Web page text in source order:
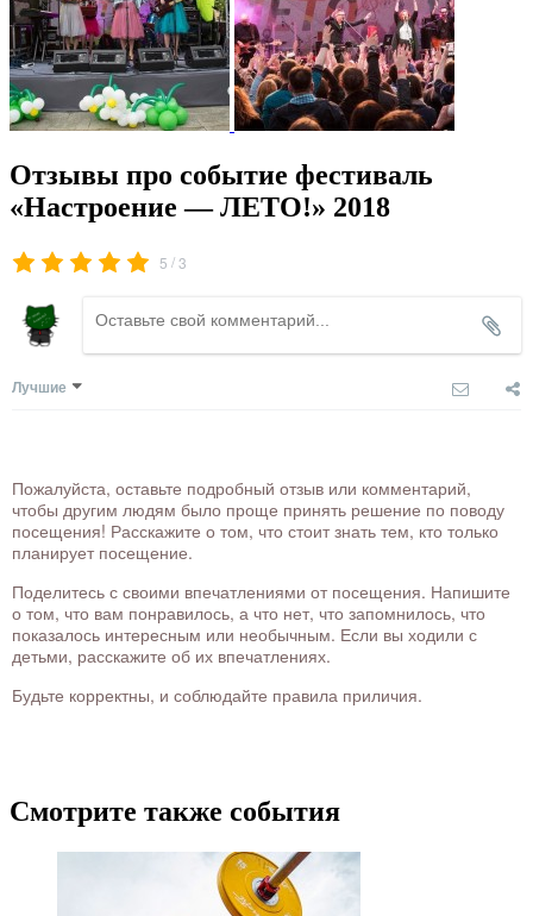
Отзывы про событие фестиваль
«Настроение — ЛЕТО!» 2018
5 /3
Лучшие
Пожалуйста, оставьте подробный отзыв или комментарий,
чтобы другим людям было проще принять решение по поводу
посещения! Расскажите о том, что стоит знать тем, кто только
планирует посещение.
Поделитесь с своими впечатлениями от посещения. Напишите
о том, что вам понравилось, а что нет, что запомнилось, что
показалось интересным или необычным. Если вы ходили с
детьми, расскажите об их впечатлениях.
Будьте корректны, и соблюдайте правила приличия.
Смотрите также события